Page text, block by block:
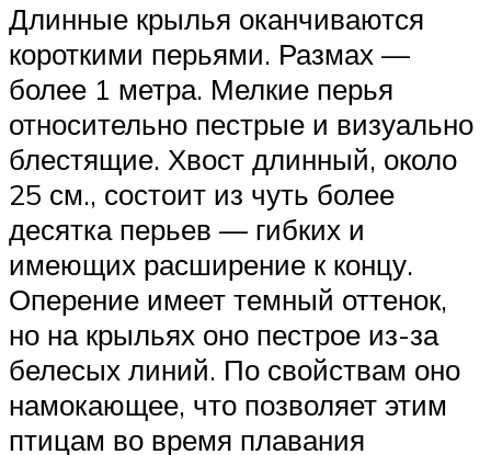
Длинные крылья оканчиваются
короткими перьями. Размах —
более 1 метра. Мелкие перья
относительно пестрые и визуально
блестящие. Хвост длинный, около
25 см., состоит из чуть более
десятка перьев — гибких и
имеющих расширение к концу.
Оперение имеет темный оттенок,
но на крыльях оно пестрое из-за
белесых линий. По свойствам оно
намокающее, что позволяет этим
птицам во время плавания